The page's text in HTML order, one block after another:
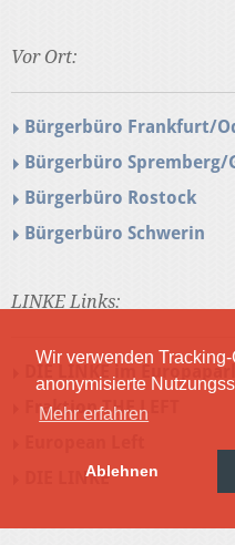
Wir verwenden
anonymisierte
Mehr erfahren
Ablehnen
Vor Ort:
Bürgerbüro Frankfurt/
Bürgerbüro Spremberg/
Bürgerbüro Rostock
Bürgerbüro Schwerin
LINKE Links:
DIE LINKE im
Fraktion THE LEFT
DIE LINKE